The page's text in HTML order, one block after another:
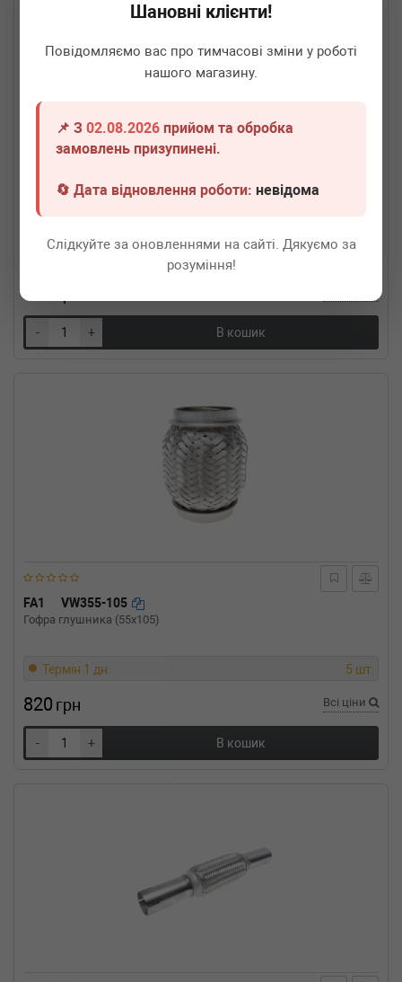
Шановні клієнти!
Повідомляємо вас про тимчасові зміни у роботі
нашого магазину.
📌 З02.08.2026 прийом та обробка
замовлень призупинені.
🔄 Дата відновлення роботи:невідома
Слідкуйте за оновленнями на сайті. Дякуємо за
розуміння!
ROTWEISS B51X200x300BN
Гофра глушника (51x200)
540
- + В кошик
FA1 VW355-105
Гофра глушника (55x105)
Термін 1 дн. 5 шт.
820 грн Всі ціни
- + В кошик